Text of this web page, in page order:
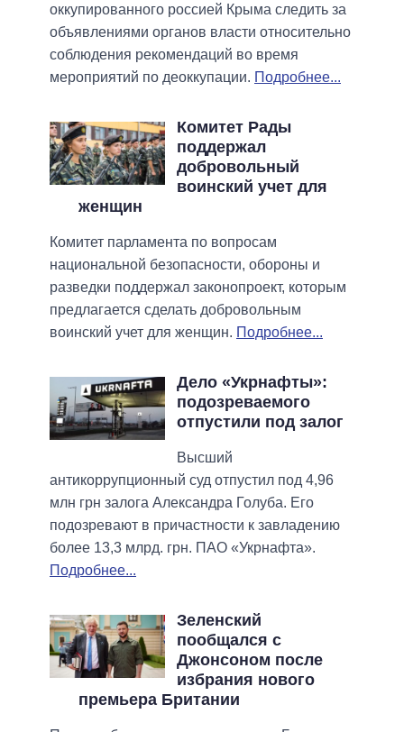
оккупированного россией Крыма следить за
объявлениями органов власти относительно
соблюдения рекомендаций во время
мероприятий по деоккупации. Подробнее...
Комитет Рады
поддержал
добровольный
воинский учет для
женщин
Комитет парламента по вопросам
национальной безопасности, обороны и
разведки поддержал законопроект, которым
предлагается сделать добровольным
воинский учет для женщин. Подробнее...
Дело «Укрнафты»:
подозреваемого
отпустили под залог
Высший
антикоррупционный суд отпустил под 4,96
млн грн залога Александра Голуба. Его
подозревают в причастности к завладению
более 13,3 млрд. грн. ПАО «Укрнафта».
Подробнее...
Зеленский
пообщался с
Джонсоном после
избрания нового
премьера Британии